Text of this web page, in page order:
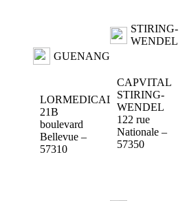
GUENANGE
LORMEDICAL
21B
boulevard
Bellevue –
57310
STIRING-
WENDEL
CAPVITAL
STIRING-
WENDEL
122 rue
Nationale –
57350